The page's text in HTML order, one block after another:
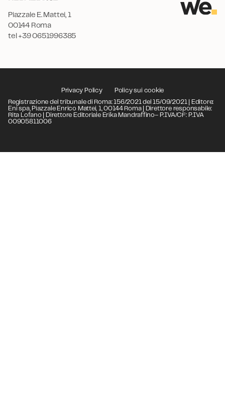
Piazzale E. Mattei, 1
00144 Roma
tel +39 0651996385
Privacy Policy
Policy sui cookie
Registrazione del tribunale di Roma: 156/2021 del 15/09/2021 | Editore:
Eni spa, Piazzale Enrico Mattei, 1, 00144 Roma | Direttore responsabile:
Rita Lofano | Direttore Editoriale Erika Mandraffino– P.IVA/CF: P.IVA
00905811006